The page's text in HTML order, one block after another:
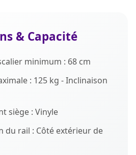
& Capacité
minimum : 68 cm
: 125 kg - Inclinaison
siège : Vinyle
du rail : Côté extérieur de